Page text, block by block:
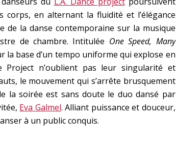
en alternant la fluidité et l’élégance
de la danse contemporaine sur la musique
de chambre. Intitulée One Speed, Many
la base d’un tempo uniforme qui explose en
Project n’oublient pas leur singularité et
le mouvement qui s’arrête brusquement
la soirée est sans doute le duo dansé par
Eva Galmel. Alliant puissance et douceur,
à un public conquis.